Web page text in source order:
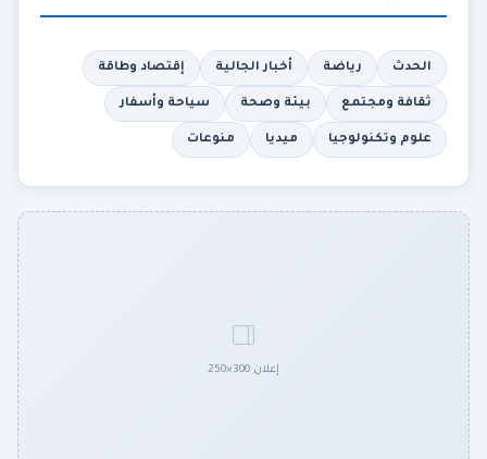
الحدث رياضة أخبار الجالية إقتصاد وطاقة
ثقافة ومجتمع بيئة وصحة سياحة وأسفار
علوم وتكنولوجيا ميديا منوعات
إعلان 300×250